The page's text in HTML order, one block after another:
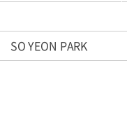
SO YEON PARK